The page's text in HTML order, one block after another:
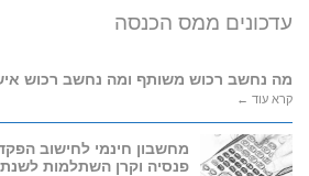
עדכונים ממס הכנסה
מה נחשב רכוש משותף ומה נחשב רכוש
קרא עוד ←
מחשבון חינמי לחישוב
פנסיה וקרן השתלמות לשנת 2024